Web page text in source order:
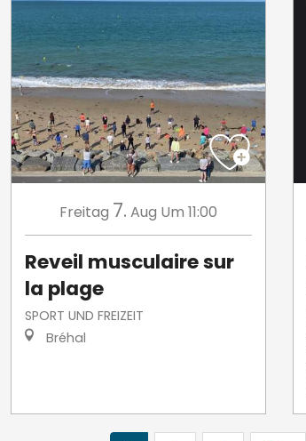
Freitag 7. Aug Um 11:00
Reveil musculaire sur
la plage
SPORT UND FREIZEIT
Bréhal